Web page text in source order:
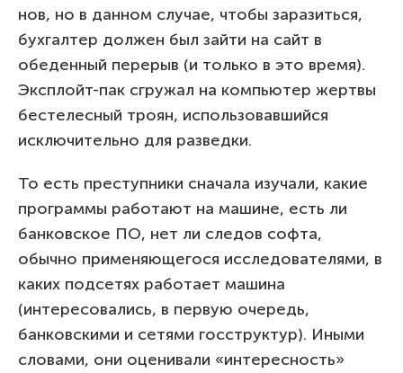
нов, но в данном случае, чтобы заразиться,
бухгалтер должен был зайти на сайт в
обеденный перерыв (и только в это время).
Эксплойт-пак сгружал на компьютер жертвы
бестелесный троян, использовавшийся
исключительно для разведки.
То есть преступники сначала изучали, какие
программы работают на машине, есть ли
банковское ПО, нет ли следов софта,
обычно применяющегося исследователями, в
каких подсетях работает машина
(интересовались, в первую очередь,
банковскими и сетями госструктур). Иными
словами, они оценивали «интересность»